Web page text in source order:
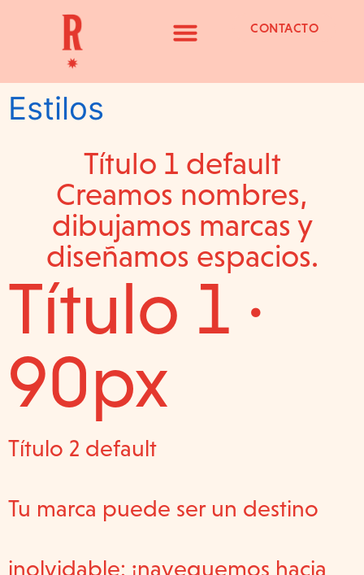
CONTACTO
Estilos
Título 1 default
Creamos nombres,
dibujamos marcas y
diseñamos espacios.
Título 1 ·
90px
Título 2 default
Tu marca puede ser un destino
inolvidable: ¡naveguemos hacia